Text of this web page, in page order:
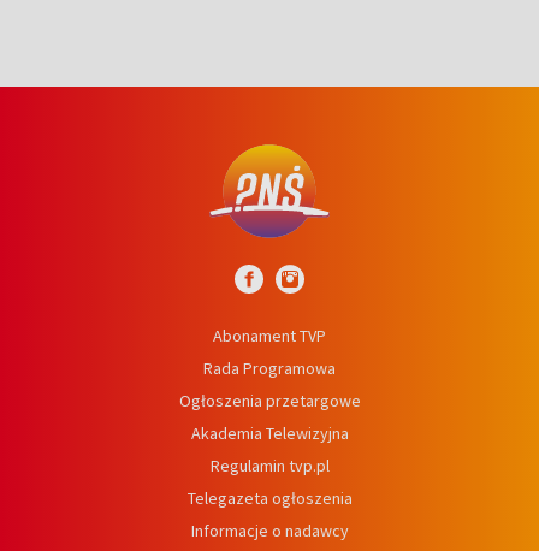
Abonament TVP
Rada Programowa
Ogłoszenia przetargowe
Akademia Telewizyjna
Regulamin tvp.pl
Telegazeta ogłoszenia
Informacje o nadawcy